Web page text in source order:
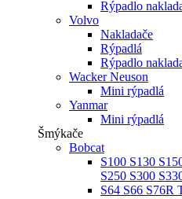
Rýpadlo
Volvo
Nakladače
Rýpadlá
Rýpadlo
Wacker Neuson
Mini rýpadlá
Yanmar
Mini rýpadlá
Šmýkače
Bobcat
S100 S130
S250 S300
S64 S66 S76R